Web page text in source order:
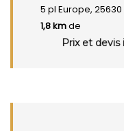
5 pl Europe, 25630
1,8 kmde
Prix et